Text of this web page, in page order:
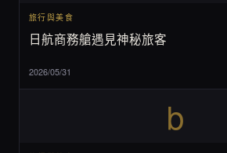
旅行與美食
日航商務艙遇見神秘旅客
2026/05/31
b